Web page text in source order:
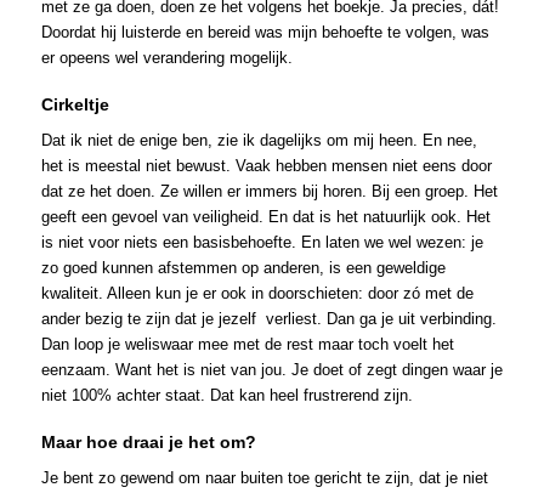
met ze ga doen, doen ze het volgens het boekje. Ja precies, dát!
Doordat hij luisterde en bereid was mijn behoefte te volgen, was
er opeens wel verandering mogelijk.
Cirkeltje
Dat ik niet de enige ben, zie ik dagelijks om mij heen. En nee,
het is meestal niet bewust. Vaak hebben mensen niet eens door
dat ze het doen. Ze willen er immers bij horen. Bij een groep. Het
geeft een gevoel van veiligheid. En dat is het natuurlijk ook. Het
is niet voor niets een basisbehoefte. En laten we wel wezen: je
zo goed kunnen afstemmen op anderen, is een geweldige
kwaliteit. Alleen kun je er ook in doorschieten: door zó met de
ander bezig te zijn dat je jezelf verliest. Dan ga je uit verbinding.
Dan loop je weliswaar mee met de rest maar toch voelt het
eenzaam. Want het is niet van jou. Je doet of zegt dingen waar je
niet 100% achter staat. Dat kan heel frustrerend zijn.
Maar hoe draai je het om?
Je bent zo gewend om naar buiten toe gericht te zijn, dat je niet